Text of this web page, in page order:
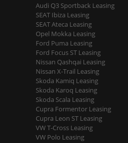
Audi Q3 Sportback Leasing
SEAT Ibiza Leasing
SEAT Ateca Leasing
Opel Mokka Leasing
Ford Puma Leasing
Ford Focus ST Leasing
Nissan Qashqai Leasing
Nissan X-Trail Leasing
Skoda Kamiq Leasing
Skoda Karoq Leasing
Skoda Scala Leasing
Cupra Formentor Leasing
Cupra Leon ST Leasing
VW T-Cross Leasing
VW Polo Leasing